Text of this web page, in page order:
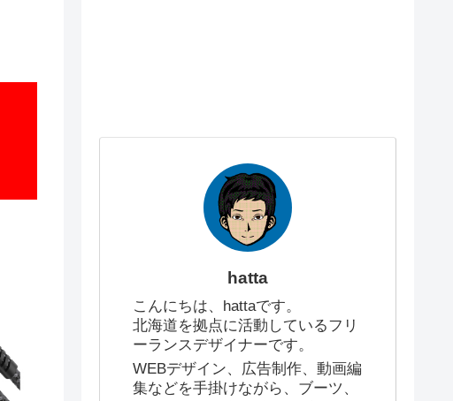
hatta
こんにちは、hattaです。
北海道を拠点に活動しているフリ
ーランスデザイナーです。
WEBデザイン、広告制作、動画編
集などを手掛けながら、ブーツ、